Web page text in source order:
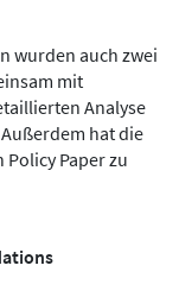
wurden auch zwei
mit
Analyse
hat die
Policy Paper zu